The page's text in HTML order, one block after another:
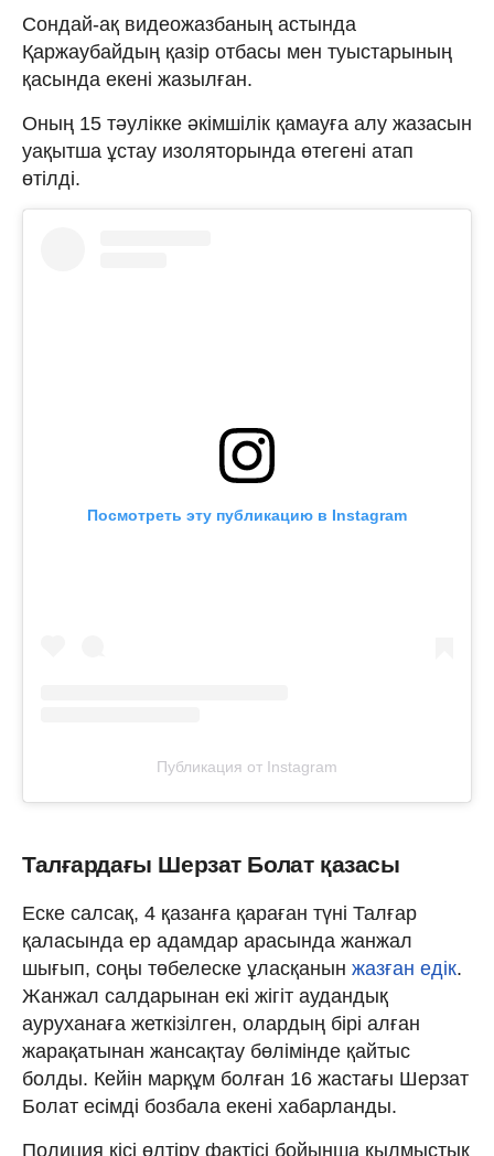
Сондай-ақ видеожазбаның астында
Қаржаубайдың қазір отбасы мен туыстарының
қасында екені жазылған.
Оның 15 тәулікке әкімшілік қамауға алу жазасын
уақытша ұстау изоляторында өтегені атап
өтілді.
Посмотреть эту публикацию в Instagram
Публикация от Instagram
Талғардағы Шерзат Болат қазасы
Еске салсақ, 4 қазанға қараған түні Талғар
қаласында ер адамдар арасында жанжал
шығып, соңы төбелеске ұласқанын жазған едік.
Жанжал салдарынан екі жігіт аудандық
ауруханаға жеткізілген, олардың бірі алған
жарақатынан жансақтау бөлімінде қайтыс
болды. Кейін марқұм болған 16 жастағы Шерзат
Болат есімді бозбала екені хабарланды.
Полиция кісі өлтіру фактісі бойынша қылмыстық